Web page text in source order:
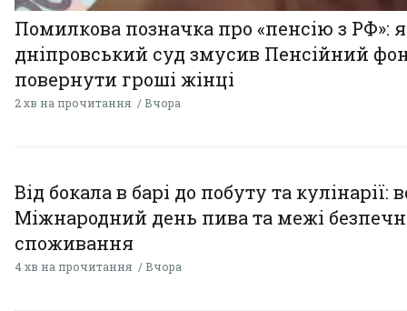
Помилкова позначка про «пенсію з РФ»:
дніпровський суд змусив Пенсійний
повернути гроші жінці
2 хв на прочитання Вчора
Від бокала в барі до побуту та кулінарії:
Міжнародний день пива та межі
споживання
4 хв на прочитання Вчора